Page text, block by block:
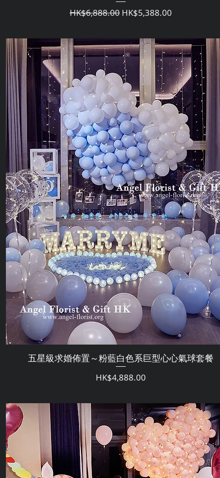
通常価格
HK$6,888.00 セール価格
HK$5,388.00
五星級求婚佈置～粉藍白色系巨型心心氣球套餐
価格
HK$4,888.00